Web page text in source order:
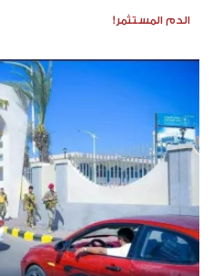
الدم المستثمر!